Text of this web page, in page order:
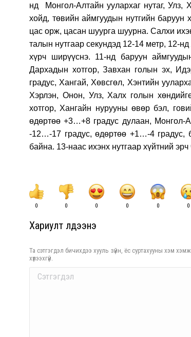
нд Монгол-Алтайн уулархаг нутаг, Улз,
хойд, төвийн аймгуудын нутгийн баруун
цас орж, цасан шуурга шуурна. Салхи
талын нутгаар секундэд 12-14 метр, 12-
хүрч ширүүснэ. 11-нд баруун
Дархадын хотгор, Завхан голын эх,
градус, Хангай, Хөвсгөл, Хэнтийн
Хэрлэн, Онон, Улз, Халх голын
хотгор, Хангайн нурууны өвөр бэл,
өдөртөө +3…+8 градус дулаан, Монгол-
-12…-17 градус, өдөртөө +1…-4 градус,
байна. 13-наас ихэнх нутгаар хүйтний эрч
0 0 0 0 0 0
Хариулт үлдээнэ үү
Та сэтгэгдэл бичихдээ хууль зүйн, ёс суртахууны хэм
хүлээхгүй.
Comment